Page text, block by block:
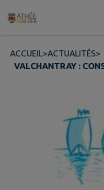
Contenu
ACCUEIL>ACTUALITÉS>
VALCHANTRAY :